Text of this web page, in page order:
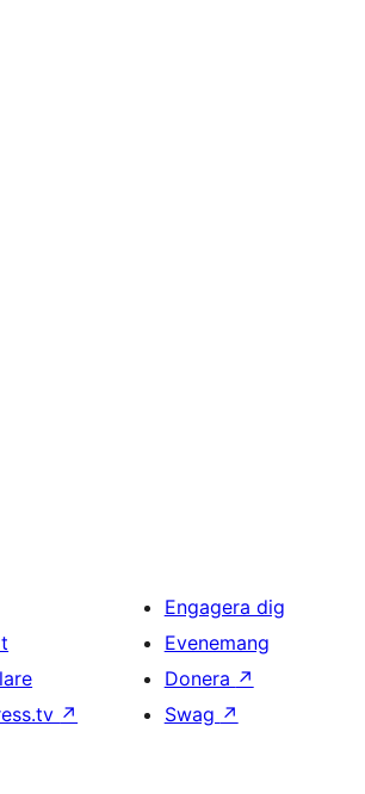
↗
Engagera dig
Evenemang
Donera ↗
Swag ↗